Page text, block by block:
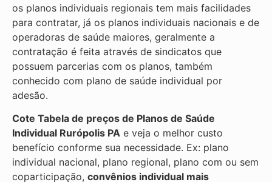
os planos individuais regionais tem mais facilidades
para contratar, já os planos individuais nacionais e de
operadoras de saúde maiores, geralmente a
contratação é feita através de sindicatos que
possuem parcerias com os planos, também
conhecido com plano de saúde individual por
adesão.
Cote Tabela de preços de Planos de Saúde
Individual Rurópolis PA e veja o melhor custo
benefício conforme sua necessidade. Ex: plano
individual nacional, plano regional, plano com ou sem
coparticipação, convênios individual mais